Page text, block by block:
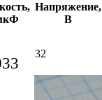
Напряжение,
В
32